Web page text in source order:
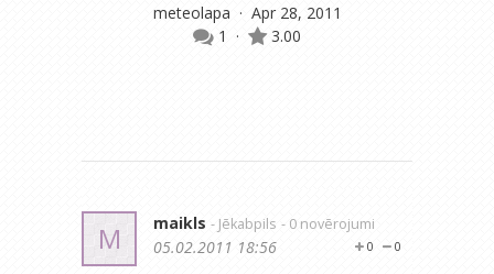
meteolapa · Apr 28, 2011
1
· 3.00
M maikls - Jēkabpils - 0 novērojumi
0
0
05.02.2011 18:56